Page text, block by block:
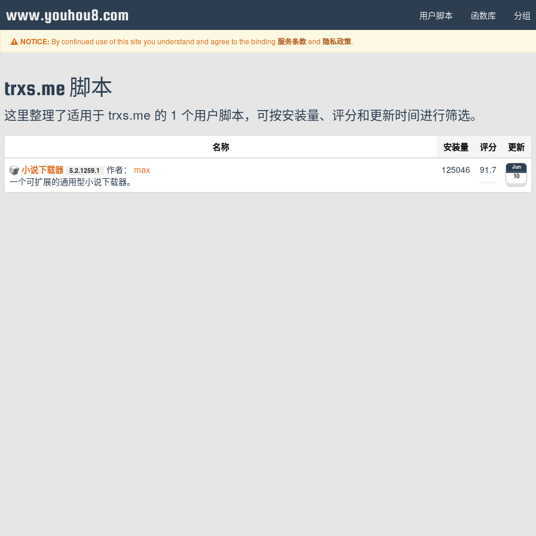
www.youhou8.com 用户脚本 函数库 分组
NOTICE: By continued use of this site you understand and agree to the binding 服务条款and 隐私政策.
trxs.me 脚本
这里整理了适用于 trxs.me 的 1 个用户脚本，可按安装量、评分和更新时间进行筛选。
名称 安装量 评分
更新
小说下载器
5.2.1259.1 作者： max
一个可扩展的通用型小说下载器。
125046 91.7 Jun
10